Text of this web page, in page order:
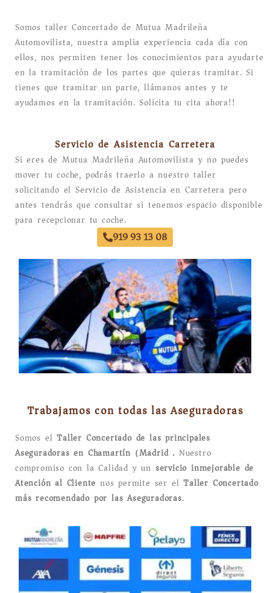
Somos taller Concertado de Mutua Madrileña
Automovilista, nuestra amplia experiencia cada día con
ellos, nos permiten tener los conocimientos para ayudarte
en la tramitación de los partes que quieras tramitar. Si
tienes que tramitar un parte, llámanos antes y te
ayudamos en la tramitación. Solicita tu cita ahora!!
Servicio de Asistencia Carretera
Si eres de Mutua Madrileña Automovilista y no puedes
mover tu coche, podrás traerlo a nuestro taller
solicitando el Servicio de Asistencia en Carretera pero
antes tendrás que consultar si tenemos espacio disponible
para recepcionar tu coche.
919 93 13 08
Trabajamos con todas las Aseguradoras
Somos elTaller Concertado de las principales
Aseguradoras en Chamartín (Madrid). Nuestro
compromiso con la Calidad y un servicio inmejorable de
Atención al Clientenos permite ser elTaller Concertado
más recomendado por las Aseguradoras.